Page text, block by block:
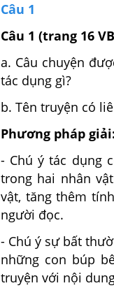
Câu 1
Câu 1 (trang 16
a. Câu chuyện
tác dụng gì?
b. Tên truyện có
Phương pháp giải:
- Chú ý tác dụng
trong hai nhân
vật, tăng thêm
người đọc.
- Chú ý sự bất
những con búp
truyện với nội